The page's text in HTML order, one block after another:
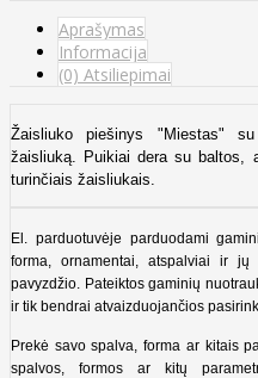
Aprašymas
Informacija
(0) Atsiliepimai
Žaisliuko piešinys "Miestas"
žaisliuką. Puikiai dera su baltos,
turinčiais žaisliukais.
El. parduotuvėje parduodami
forma, ornamentai, atspalviai ir
pavyzdžio. Pateiktos gaminių
ir tik bendrai atvaizduojančios
Prekė savo spalva, forma ar kitais
spalvos, formos ar kitų